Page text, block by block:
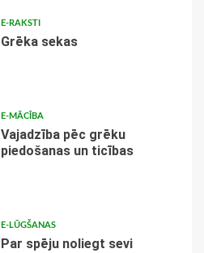
E-RAKSTI
Grēka sekas
E-MĀCĪBA
Vajadzība pēc grēku
piedošanas un ticības
E-LŪGŠANAS
Par spēju noliegt sevi